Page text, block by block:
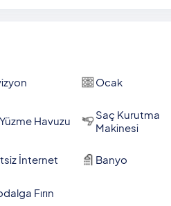
Ocak
Havuzu
Saç Kurutma
Makinesi
İnternet Banyo
Fırın